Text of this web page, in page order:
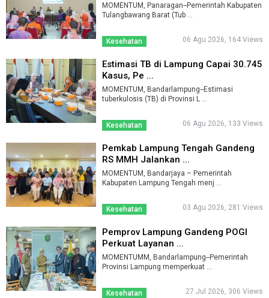
MOMENTUM, Panaragan--Pemerintah Kabupaten
Tulangbawang Barat (Tub ...
Kesehatan 06 Agu 2026, 164 Views
Estimasi TB di Lampung Capai 30.745
Kasus, Pe ...
MOMENTUM, Bandarlampung--Estimasi
tuberkulosis (TB) di Provinsi L ...
Kesehatan 06 Agu 2026, 133 Views
Pemkab Lampung Tengah Gandeng
RS MMH Jalankan ...
MOMENTUM, Bandarjaya – Pemerintah
Kabupaten Lampung Tengah menj ...
Kesehatan 03 Agu 2026, 281 Views
Pemprov Lampung Gandeng POGI
Perkuat Layanan ...
MOMENTUMM, Bandarlampung--Pemerintah
Kesehatan 27 Jul 2026, 306 Views